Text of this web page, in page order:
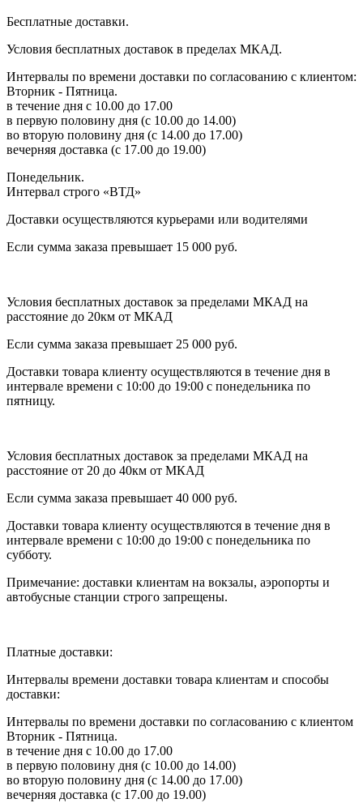
Бесплатные доставки.
Условия бесплатных доставок в пределах МКАД.
Интервалы по времени доставки по согласованию с клиентом:
Вторник - Пятница.
в течение дня с 10.00 до 17.00
в первую половину дня (с 10.00 до 14.00)
во вторую половину дня (с 14.00 до 17.00)
вечерняя доставка (с 17.00 до 19.00)
Понедельник.
Интервал строго «ВТД»
Доставки осуществляются курьерами или водителями
Если сумма заказа превышает 15 000 руб.
Условия бесплатных доставок за пределами МКАД на
расстояние до 20км от МКАД
Если сумма заказа превышает 25 000 руб.
Доставки товара клиенту осуществляются в течение дня в
интервале времени с 10:00 до 19:00 с понедельника по
пятницу.
Условия бесплатных доставок за пределами МКАД на
расстояние от 20 до 40км от МКАД
Если сумма заказа превышает 40 000 руб.
Доставки товара клиенту осуществляются в течение дня в
интервале времени с 10:00 до 19:00 с понедельника по
субботу.
Примечание: доставки клиентам на вокзалы, аэропорты и
автобусные станции строго запрещены.
Платные доставки:
Интервалы времени доставки товара клиентам и способы
доставки:
Интервалы по времени доставки по согласованию с клиентом
Вторник - Пятница.
в течение дня с 10.00 до 17.00
в первую половину дня (с 10.00 до 14.00)
во вторую половину дня (с 14.00 до 17.00)
вечерняя доставка (с 17.00 до 19.00)